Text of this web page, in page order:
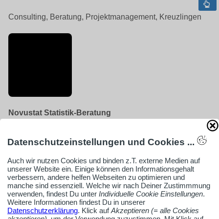
Consulting, Beratung, Projektmanagement, Kreuzlingen
Novustat Statistik-Beratung
Seefeldstrasse 28A
+41788911111
info@novustat.com
novustat.com
Datenschutzeinstellungen und Cookies ...
Auch wir nutzen Cookies und binden z.T. externe Medien auf
unserer Website ein. Einige können den Informationsgehalt
verbessern, andere helfen Webseiten zu optimieren und
manche sind essenziell. Welche wir nach Deiner Zustimmmung
verwenden, findest Du unter Individuelle Cookie Einstellungen.
Weitere Informationen findest Du in unserer
Datenschutzerklärung. Klick aufAkzeptieren (= alle Cookies